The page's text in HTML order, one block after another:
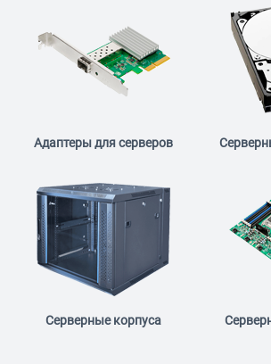
Адаптеры для серверов
Серверные корпуса